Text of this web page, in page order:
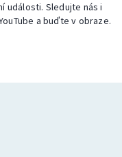
události. Sledujte nás i
a buďte v obraze.